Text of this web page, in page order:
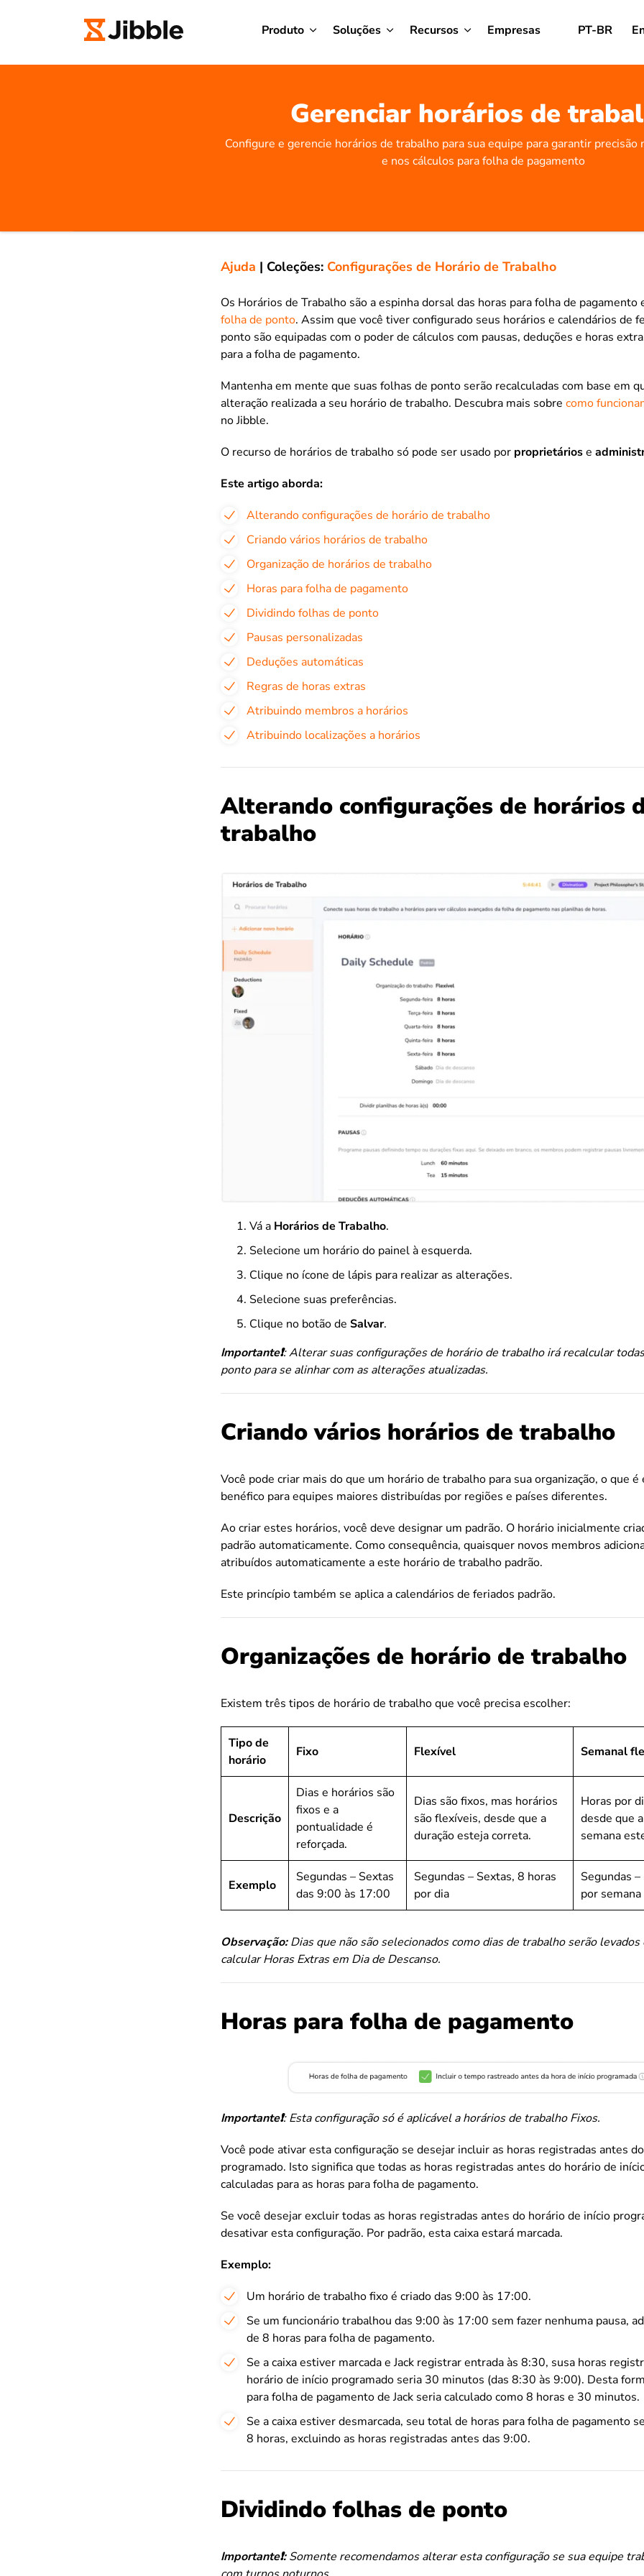
Produto Soluções Recursos Empresas PT-BR
Gerenciar horários de
Configure e gerencie horários de trabalho para sua equipe para garantir precisão
e nos cálculos para folha de pagamento
Ajuda | Coleções: Configurações de Horário de Trabalho
Os Horários de Trabalho são a espinha dorsal das horas para folha de
folha de ponto. Assim que você tiver configurado seus horários e calendários de
ponto são equipadas com o poder de cálculos com pausas, deduções e horas
para a folha de pagamento.
Mantenha em mente que suas folhas de ponto serão recalculadas com base em
alteração realizada a seu horário de trabalho. Descubra mais sobre como
no Jibble.
O recurso de horários de trabalho só pode ser usado por proprietáriose
Este artigo aborda:
Alterando configurações de horário de trabalho
Criando vários horários de trabalho
Organização de horários de trabalho
Horas para folha de pagamento
Dividindo folhas de ponto
Pausas personalizadas
Deduções automáticas
Regras de horas extras
Atribuindo membros a horários
Atribuindo localizações a horários
Alterando configurações de horários
trabalho
Vá a Horários de Trabalho.
Selecione um horário do painel à esquerda.
Clique no ícone de lápis para realizar as alterações.
Selecione suas preferências.
Clique no botão de Salvar.
Importante❗️: Alterar suas configurações de horário de trabalho irá recalcular
ponto para se alinhar com as alterações atualizadas.
Criando vários horários de trabalho
Você pode criar mais do que um horário de trabalho para sua organização, o que
benéfico para equipes maiores distribuídas por regiões e países diferentes.
Ao criar estes horários, você deve designar um padrão. O horário inicialmente
padrão automaticamente. Como consequência, quaisquer novos membros
atribuídos automaticamente a este horário de trabalho padrão.
Este princípio também se aplica a calendários de feriados padrão.
Organizações de horário de trabalho
Existem três tipos de horário de trabalho que você precisa escolher:
Tipo de
horário
Fixo Flexível Semanal
Descrição
Dias e horários são
fixos e a
pontualidade é
reforçada.
Dias são fixos, mas horários
são flexíveis, desde que a
duração esteja correta.
Horas por
desde que
semana
Exemplo
Segundas – Sextas
das 9:00 às 17:00
Segundas – Sextas, 8 horas
por dia
Segundas
por semana
Observação:Dias que não são selecionados como dias de trabalho serão levados
calcular Horas Extras em Dia de Descanso.
Horas para folha de pagamento
Importante❗️: Esta configuração só é aplicável a horários de trabalho Fixos.
Você pode ativar esta configuração se desejar incluir as horas registradas antes
programado. Isto significa que todas as horas registradas antes do horário de
calculadas para as horas para folha de pagamento.
Se você desejar excluir todas as horas registradas antes do horário de início
desativar esta configuração. Por padrão, esta caixa estará marcada.
Exemplo:
Um horário de trabalho fixo é criado das 9:00 às 17:00.
Se um funcionário trabalhou das 9:00 às 17:00 sem fazer nenhuma pausa,
de 8 horas para folha de pagamento.
Se a caixa estiver marcada e Jack registrar entrada às 8:30, susa horas
horário de início programado seria 30 minutos (das 8:30 às 9:00). Desta
para folha de pagamento de Jack seria calculado como 8 horas e 30 minutos.
Se a caixa estiver desmarcada, seu total de horas para folha de pagamento
8 horas, excluindo as horas registradas antes das 9:00.
Dividindo folhas de ponto
Importante❗️:Somente recomendamos alterar esta configuração se sua equipe